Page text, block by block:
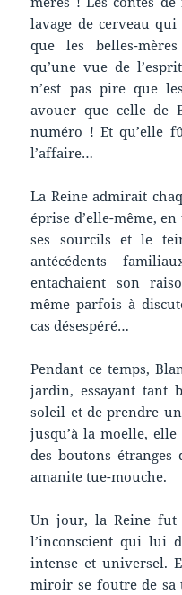
lavage de cerveau
que les belles-
qu’une vue de
n’est pas pire que
avouer que celle de
numéro ! Et qu’elle
l’affaire…
La Reine admirait
éprise d’elle-même,
ses sourcils et le
antécédents
entachaient son
même parfois à
cas désespéré…
Pendant ce temps,
jardin, essayant tant
soleil et de prendre
jusqu’à la moelle,
des boutons
amanite tue-mouche.
Un jour, la Reine fut
l’inconscient qui lui
intense et universel.
miroir se foutre de